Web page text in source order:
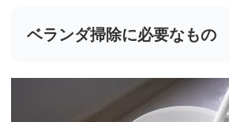
ベランダ掃除に必要なもの